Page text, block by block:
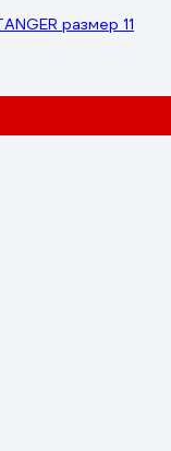
размер 11